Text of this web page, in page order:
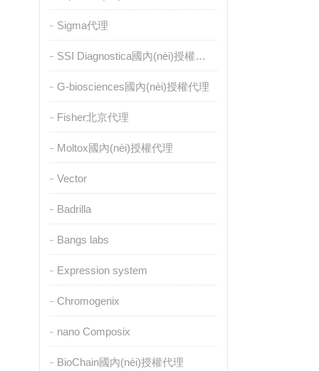
Sigma代理
SSI Diagnostica國內(nèi)授權代理
G-biosciences國內(nèi)授權代理
Fisher北京代理
Moltox國內(nèi)授權代理
Vector
Badrilla
Bangs labs
Expression system
Chromogenix
nano Composix
BioChain國內(nèi)授權代理